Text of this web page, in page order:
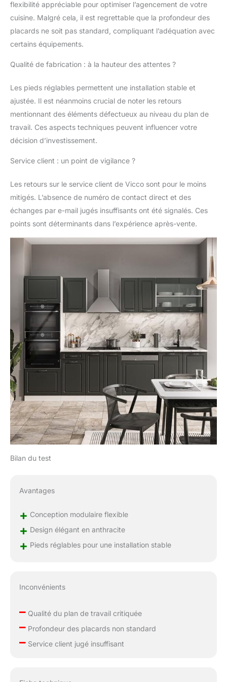
Niche pour micro-
ondes : 56,8x45x55
cm. MATÉRIAU : Les
façades de la cuisine
panneau de particules
revêtement en résine
mélaminée. Le plan de
travail est en panneau
de particules de 28
mm. CONTENU DE
travail, matériel de
de montage (sauf
indication contraire, les
appareils
électroménagers et les
décorations ne sont
pas compris dans la
flexibilité appréciable pour optimiser l’agencement de votre
cuisine. Malgré cela, il est regrettable que la profondeur des
placards ne soit pas standard, compliquant l’adéquation avec
certains équipements.
Qualité de fabrication : à la hauteur des attentes ?
Les pieds réglables permettent une installation stable et
ajustée. Il est néanmoins crucial de noter les retours
mentionnant des éléments défectueux au niveau du plan de
travail. Ces aspects techniques peuvent influencer votre
décision d’investissement.
Service client : un point de vigilance ?
Les retours sur le service client de Vicco sont pour le moins
mitigés. L’absence de numéro de contact direct et des
échanges par e-mail jugés insuffisants ont été signalés. Ces
points sont déterminants dans l’expérience après-vente.
Bilan du test
Avantages
+ Conception modulaire flexible
+ Design élégant en anthracite
+ Pieds réglables pour une installation stable
Inconvénients
–Qualité du plan de travail critiquée
–Profondeur des placards non standard
–Service client jugé insuffisant